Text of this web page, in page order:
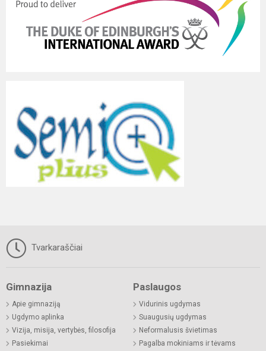
Tvarkaraščiai
Gimnazija
Apie gimnaziją
Ugdymo aplinka
Vizija, misija, vertybės, filosofija
Pasiekimai
Paslaugos
Vidurinis ugdymas
Suaugusių ugdymas
Neformalusis švietimas
Pagalba mokiniams ir tėvams